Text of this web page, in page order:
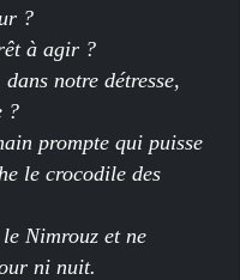
?
à agir ?
notre détresse,
?
prompte qui puisse
le crocodile des
Nimrouz et ne
ni nuit.